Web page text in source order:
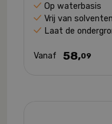
Op waterbasis
Vrij van
Laat de
Vanaf 58,09